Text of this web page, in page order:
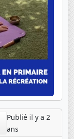
Publié il y a 2
ans